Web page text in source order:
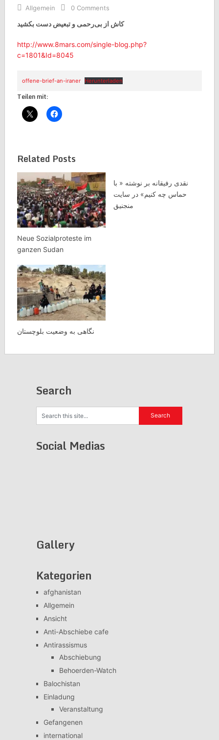
Allgemein 0 Comments
کاش از بی‌رحمی و تبعیض دست بکشید
http://www.8mars.com/single-blog.php?
c=1801&Id=8045
offene-brief-an-iraner Herunterladen
Teilen mit:
Related Posts
Neue Sozialproteste im
ganzen Sudan
نقدی رفیقانه بر نوشته « با
حماس چه کنیم» در سایت
منجنیق
نگاهی به وضعیت بلوچستان
Search
Social Medias
Gallery
Kategorien
afghanistan
Allgemein
Ansicht
Anti-Abschiebe cafe
Antirassismus
Abschiebung
Behoerden-Watch
Balochistan
Einladung
Veranstaltung
Gefangenen
international